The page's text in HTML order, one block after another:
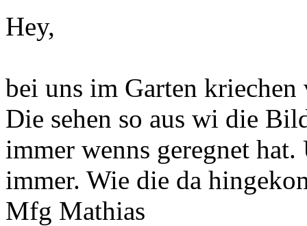
Hey,
bei uns im Garten
Die sehen so aus wi die
immer wenns geregnet
immer. Wie die da
Mfg Mathias